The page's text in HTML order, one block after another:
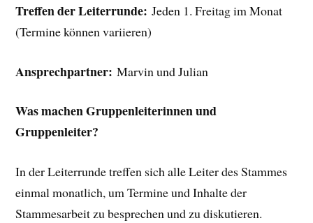
Treffen der Leiterrunde: Jeden 1. Freitag im Monat
(Termine können variieren)
Ansprechpartner: Marvin und Julian
Was machen Gruppenleiterinnen und
Gruppenleiter?
In der Leiterrunde treffen sich alle Leiter des Stammes
einmal monatlich, um Termine und Inhalte der
Stammesarbeit zu besprechen und zu diskutieren.